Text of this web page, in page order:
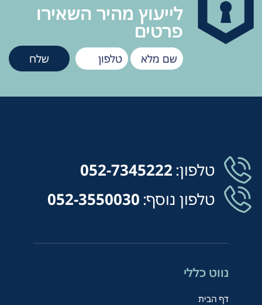
לייעוץ מהיר השאירו
פרטים
טלפון: 052-7345222
טלפון נוסף: 052-3550030
נווט כללי
דף הבית